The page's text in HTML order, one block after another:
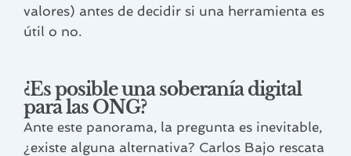
valores) antes de decidir si una herramienta es
útil o no.
¿Es posible una soberanía digital
para las ONG?
Ante este panorama, la pregunta es inevitable,
¿existe alguna alternativa? Carlos Bajo rescata